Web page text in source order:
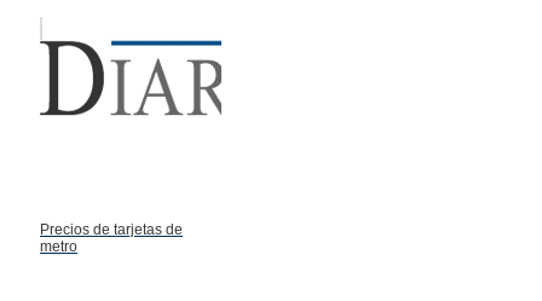
Precios de tarjetas de
metro